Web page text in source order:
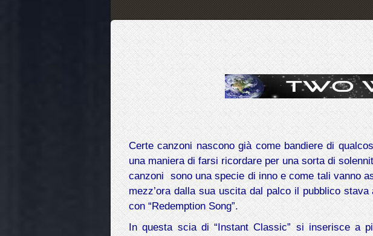
Certe canzoni nascono già come bandiere di
una maniera di farsi ricordare per una sorta di
canzoni sono una specie di inno e come tali vanno
mezz’ora dalla sua uscita dal palco il pubblico
con “Redemption Song”.
In questa scia di “Instant Classic” si inserisce a